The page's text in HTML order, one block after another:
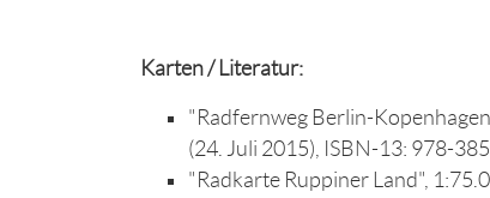
Karten / Literatur:
"Radfernweg Berlin-
(24. Juli 2015), ISBN-13: 978-
"Radkarte Ruppiner Land",